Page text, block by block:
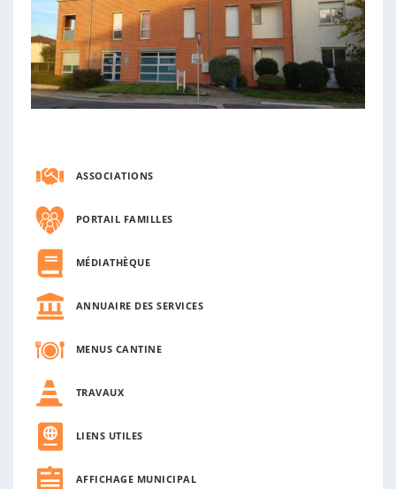
ASSOCIATIONS
PORTAIL FAMILLES
MÉDIATHÈQUE
ANNUAIRE DES SERVICES
MENUS CANTINE
TRAVAUX
LIENS UTILES
AFFICHAGE MUNICIPAL